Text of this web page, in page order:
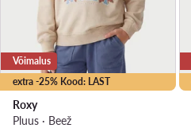
extra -25% Kood: LAST
Võimalus
Roxy
Pluus · Beež